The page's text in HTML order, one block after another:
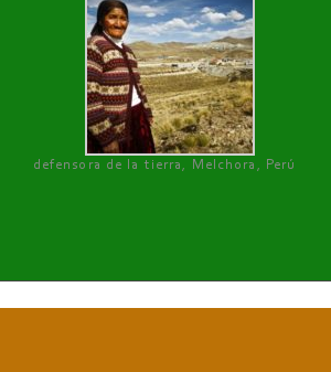
defensora de la tierra, Melchora, Perú